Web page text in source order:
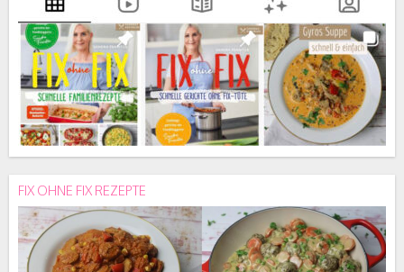
FIX OHNE FIX REZEPTE